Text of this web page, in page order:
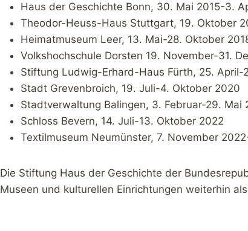
Haus der Geschichte Bonn, 30. Mai 2015-3.
Theodor-Heuss-Haus Stuttgart, 19. Oktober
Heimatmuseum Leer, 13. Mai-28. Oktober
Volkshochschule Dorsten 19. November-31.
Stiftung Ludwig-Erhard-Haus Fürth, 25. April-
Stadt Grevenbroich, 19. Juli-4. Oktober 2020
Stadtverwaltung Balingen, 3. Februar-29. Mai
Schloss Bevern, 14. Juli-13. Oktober 2022
Textilmuseum Neumünster, 7. November
Die Stiftung Haus der Geschichte der
Museen und kulturellen Einrichtungen weiterhin